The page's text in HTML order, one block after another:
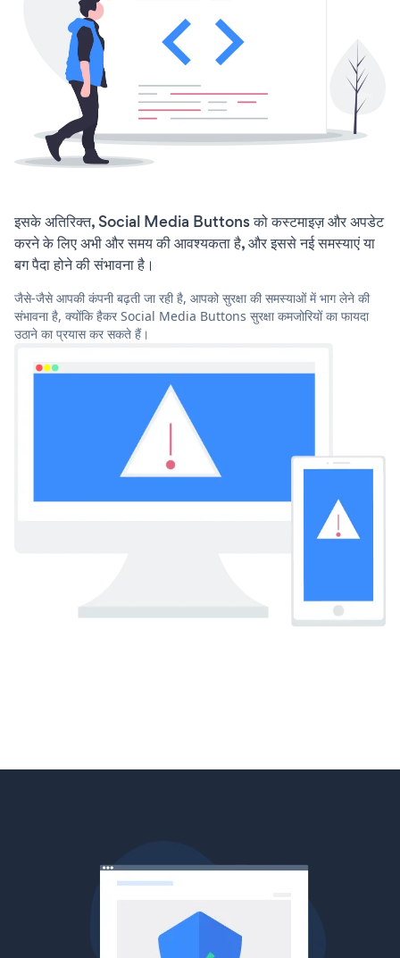
इसके अतिरिक्त, Social Media Buttons को कस्टमाइज़ और अपडेट
करने के लिए अभी और समय की आवश्यकता है, और इससे नई समस्याएं या
बग पैदा होने की संभावना है।
जैसे-जैसे आपकी कंपनी बढ़ती जा रही है, आपको सुरक्षा की समस्याओं में भाग लेने की
संभावना है, क्योंकि हैकर Social Media Buttons सुरक्षा कमजोरियों का फायदा
उठाने का प्रयास कर सकते हैं।